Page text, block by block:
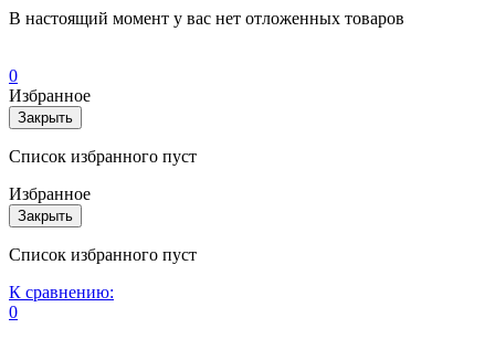
В настоящий момент у вас нет отложенных товаров
0
Избранное
Закрыть
Список избранного пуст
Избранное
Закрыть
Список избранного пуст
К сравнению:
0